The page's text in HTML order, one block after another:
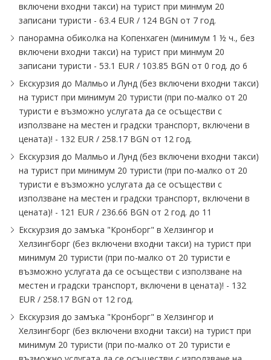
включени входни такси) на турист при минмум 20
записани туристи - 63.4 EUR / 124 BGN от 7 год.
панорамна обиколка на Копенхаген (минимум 1 ½ ч., без
включени входни такси) на турист при минмум 20
записани туристи - 53.1 EUR / 103.85 BGN от 0 год. до 6
Eкскурзия до Малмьо и Лунд (без включени входни такси)
на турист при минимум 20 туристи (при по-малко от 20
туристи е възможно услугата да се осъществи с
използване на местен и градски транспорт, включени в
цената)! - 132 EUR / 258.17 BGN от 12 год.
Eкскурзия до Малмьо и Лунд (без включени входни такси)
на турист при минимум 20 туристи (при по-малко от 20
туристи е възможно услугата да се осъществи с
използване на местен и градски транспорт, включени в
цената)! - 121 EUR / 236.66 BGN от 2 год. до 11
Екскурзия до замъка "Кронборг" в Хелзингор и
Хелзингборг (без включени входни такси) на турист при
минимум 20 туристи (при по-малко от 20 туристи е
възможно услугата да се осъществи с използване на
местен и градски транспорт, включени в цената)! - 132
EUR / 258.17 BGN от 12 год.
Екскурзия до замъка "Кронборг" в Хелзингор и
Хелзингборг (без включени входни такси) на турист при
минимум 20 туристи (при по-малко от 20 туристи е